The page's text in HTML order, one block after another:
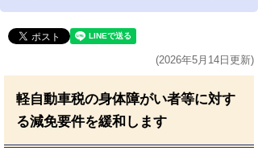
(2026年5月14日更新)
軽自動車税の身体障がい者等に対す
る減免要件を緩和します